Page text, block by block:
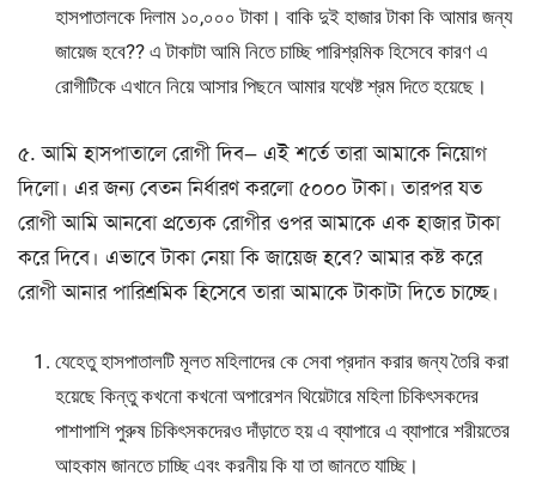
হাসপাতালকে দিলাম ১০,০০০ টাকা। বাকি দুই হাজার টাকা কি আমার জন্য
জায়েজ হবে?? এ টাকাটা আমি নিতে চাচ্ছি পারিশ্রমিক হিসেবে কারণ এ
রোগীটিকে এখানে নিয়ে আসার পিছনে আমার যথেষ্ট শ্রম দিতে হয়েছে।
৫. আমি হাসপাতালে রোগী দিব— এই শর্তে তারা আমাকে নিয়োগ
দিলো। এর জন্য বেতন নির্ধারণ করলো ৫০০০ টাকা। তারপর যত
রোগী আমি আনবো প্রত্যেক রোগীর ওপর আমাকে এক হাজার টাকা
করে দিবে। এভাবে টাকা নেয়া কি জায়েজ হবে? আমার কষ্ট করে
রোগী আনার পারিশ্রমিক হিসেবে তারা আমাকে টাকাটা দিতে চাচ্ছে।
যেহেতু হাসপাতালটি মূলত মহিলাদের কে সেবা প্রদান করার জন্য তৈরি করা
হয়েছে কিন্তু কখনো কখনো অপারেশন থিয়েটারে মহিলা চিকিৎসকদের
পাশাপাশি পুরুষ চিকিৎসকদেরও দাঁড়াতে হয় এ ব্যাপারে এ ব্যাপারে শরীয়তের
আহকাম জানতে চাচ্ছি এবং করনীয় কি যা তা জানতে যাচ্ছি।